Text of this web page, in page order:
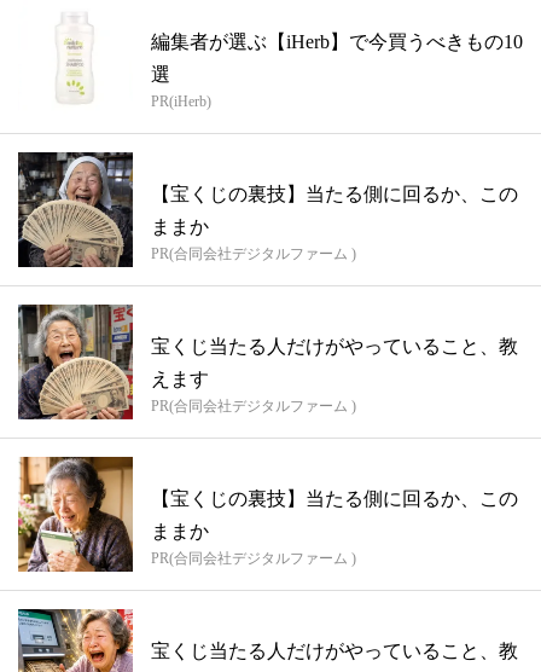
編集者が選ぶ【iHerb】で今買うべきもの10
選
PR(iHerb)
【宝くじの裏技】当たる側に回るか、この
ままか
PR(合同会社デジタルファーム )
宝くじ当たる人だけがやっていること、教
えます
PR(合同会社デジタルファーム )
【宝くじの裏技】当たる側に回るか、この
ままか
PR(合同会社デジタルファーム )
宝くじ当たる人だけがやっていること、教